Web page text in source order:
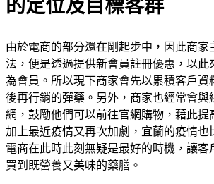
的定位及目標客群
由於電商的部分還在剛起步中，因此商家
法，便是透過提供新會員註冊優惠，以此
為會員。所以現下商家會先以累積客戶資
後再行銷的彈藥。另外，商家也經常會與
網，鼓勵他們可以前往官網購物，藉此提
加上最近疫情又再次加劇，宜蘭的疫情也
電商在此時此刻無疑是最好的時機，讓客
買到既營養又美味的藥膳。